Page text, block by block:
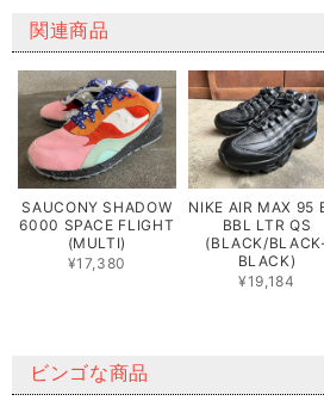
関連商品
SAUCONY SHADOW
6000 SPACE FLIGHT
(MULTI)
¥17,380
NIKE AIR MAX 95
BBL LTR QS
(BLACK/
BLACK)
¥19,184
ビンゴな商品